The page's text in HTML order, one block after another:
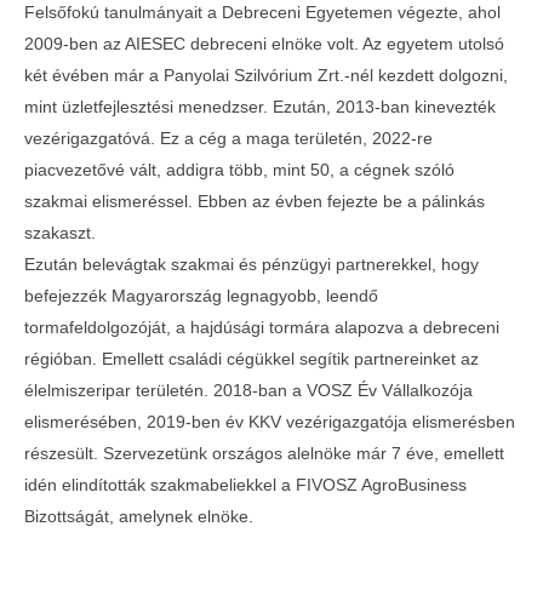
Felsőfokú tanulmányait a Debreceni Egyetemen végezte, ahol
2009-ben az AIESEC debreceni elnöke volt. Az egyetem utolsó
két évében már a Panyolai Szilvórium Zrt.-nél kezdett dolgozni,
mint üzletfejlesztési menedzser. Ezután, 2013-ban kinevezték
vezérigazgatóvá. Ez a cég a maga területén, 2022-re
piacvezetővé vált, addigra több, mint 50, a cégnek szóló
szakmai elismeréssel. Ebben az évben fejezte be a pálinkás
szakaszt.
Ezután belevágtak szakmai és pénzügyi partnerekkel, hogy
befejezzék Magyarország legnagyobb, leendő
tormafeldolgozóját, a hajdúsági tormára alapozva a debreceni
régióban. Emellett családi cégükkel segítik partnereinket az
élelmiszeripar területén. 2018-ban a VOSZ Év Vállalkozója
elismerésében, 2019-ben év KKV vezérigazgatója elismerésben
részesült. Szervezetünk országos alelnöke már 7 éve, emellett
idén elindították szakmabeliekkel a FIVOSZ AgroBusiness
Bizottságát, amelynek elnöke.